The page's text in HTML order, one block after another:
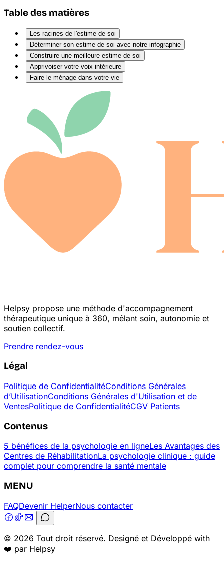
Table des matières
Les racines de l'estime de soi
Déterminer son estime de soi avec notre infographie
Construire une meilleure estime de soi
Apprivoiser votre voix intérieure
Faire le ménage dans votre vie
Helpsy propose une méthode d'accompagnement
thérapeutique unique à 360, mêlant soin, autonomie et
soutien collectif.
Prendre rendez-vous
Légal
Politique de ConfidentialitéConditions Générales
d’UtilisationConditions Générales d'Utilisation et de
VentesPolitique de ConfidentialitéCGV Patients
Contenus
5 bénéfices de la psychologie en ligneLes Avantages des
Centres de RéhabilitationLa psychologie clinique : guide
complet pour comprendre la santé mentale
MENU
FAQDevenir HelperNous contacter
© 2026 Tout droit réservé. Designé et Développé with
❤️ par Helpsy